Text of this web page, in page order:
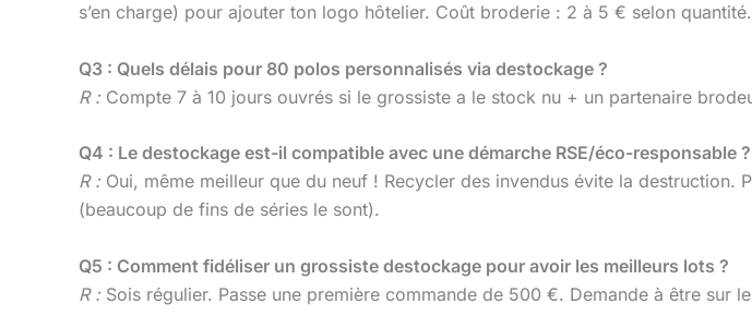
s’en charge) pour ajouter ton logo hôtelier. Coût broderie : 2 à 5 € selon quantité.
Q3 : Quels délais pour 80 polos personnalisés via destockage ?
R : Compte 7 à 10 jours ouvrés si le grossiste a le stock nu + un partenaire
Q4 : Le destockage est-il compatible avec une démarche RSE/éco-responsable ?
R : Oui, même meilleur que du neuf ! Recycler des invendus évite la
(beaucoup de fins de séries le sont).
Q5 : Comment fidéliser un grossiste destockage pour avoir les meilleurs lots ?
R : Sois régulier. Passe une première commande de 500 €. Demande à être